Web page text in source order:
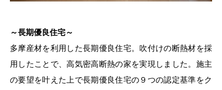
～長期優良住宅～
多摩産材を利用した長期優良住宅。吹付けの断熱材を採
用したことで、高気密高断熱の家を実現しました。施主
の要望を叶えた上で長期優良住宅の９つの認定基準をク